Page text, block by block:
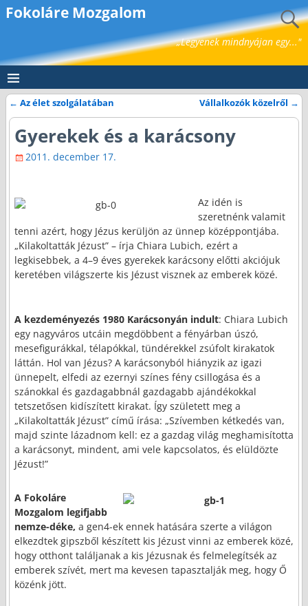
Fokoláre Mozgalom
„Legyenek mindnyájan egy..."
Bejegyzés navigáció
← Az élet szolgálatában Vállalkozók közelről →
Gyerekek és a karácsony
2011. december 17.
Az idén is
szeretnénk valamit
tenni azért, hogy Jézus kerüljön az ünnep középpontjába.
„Kilakoltatták Jézust” – írja Chiara Lubich, ezért a
legkisebbek, a 4–9 éves gyerekek karácsony előtti akciójuk
keretében világszerte kis Jézust visznek az emberek közé.
A kezdeményezés 1980 Karácsonyán indult: Chiara Lubich
egy nagyváros utcáin megdöbbent a fényárban úszó,
mesefigurákkal, télapókkal, tündérekkel zsúfolt kirakatok
láttán. Hol van Jézus? A karácsonyból hiányzik az igazi
ünnepelt, elfedi az ezernyi színes fény csillogása és a
szánokkal és gazdagabbnál gazdagabb ajándékokkal
tetszetősen kidíszített kirakat. Így született meg a
„Kilakoltatták Jézust” című írása: „Szívemben kétkedés van,
majd szinte lázadnom kell: ez a gazdag világ meghamisította
a karácsonyt, mindent, ami vele kapcsolatos, és elüldözte
Jézust!”
A Fokoláre
Mozgalom legifjabb
nemze-déke, a gen4-ek ennek hatására szerte a világon
elkezdtek gipszből készített kis Jézust vinni az emberek közé,
hogy otthont találjanak a kis Jézusnak és felmelegítsék az
emberek szívét, mert ma kevesen tapasztalják meg, hogy Ő
közénk jött.